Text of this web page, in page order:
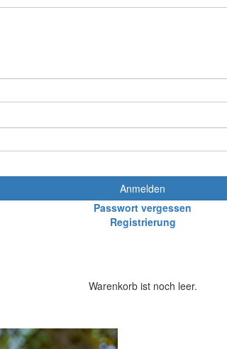
Anmelden
Passwort vergessen
Registrierung
Warenkorb ist noch leer.